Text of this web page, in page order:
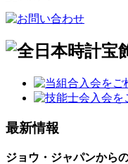
最新情報
ジョウ・ジャパンから